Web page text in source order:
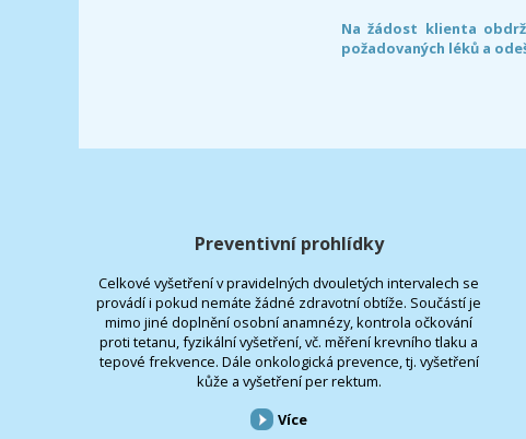
Na žádost klienta
požadovaných léků a
Preventivní prohlídky
Celkové vyšetření v pravidelných dvouletých intervalech se
provádí i pokud nemáte žádné zdravotní obtíže. Součástí je
mimo jiné doplnění osobní anamnézy, kontrola očkování
proti tetanu, fyzikální vyšetření, vč. měření krevního tlaku a
tepové frekvence. Dále onkologická prevence, tj. vyšetření
kůže a vyšetření per rektum.
Více